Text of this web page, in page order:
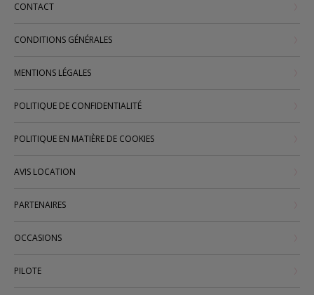
CONTACT
CONDITIONS GÉNÉRALES
MENTIONS LÉGALES
POLITIQUE DE CONFIDENTIALITÉ
POLITIQUE EN MATIÈRE DE COOKIES
AVIS LOCATION
PARTENAIRES
OCCASIONS
PILOTE